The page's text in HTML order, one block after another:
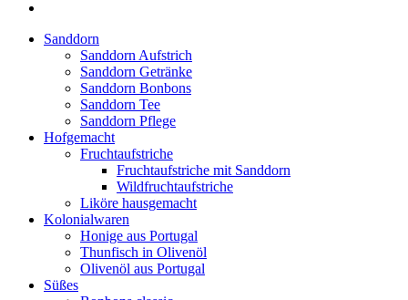
Sanddorn
Sanddorn Aufstrich
Sanddorn Getränke
Sanddorn Bonbons
Sanddorn Tee
Sanddorn Pflege
Hofgemacht
Fruchtaufstriche
Fruchtaufstriche mit Sanddorn
Wildfruchtaufstriche
Liköre hausgemacht
Kolonialwaren
Honige aus Portugal
Thunfisch in Olivenöl
Olivenöl aus Portugal
Süßes